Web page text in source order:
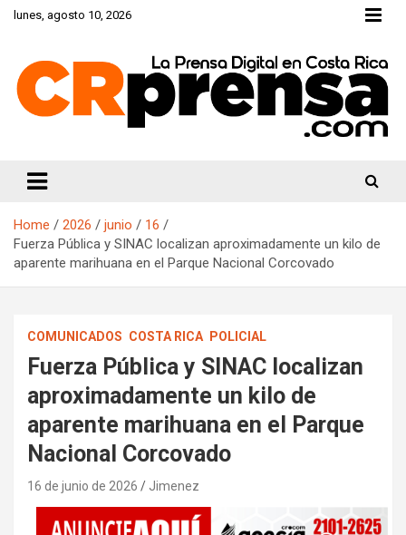
Skiplunes, agosto 10, 2026
Home 2026 junio
16
Fuerza Pública y SINAC localizan aproximadamente un kilo de
aparente marihuana en el Parque Nacional Corcovado
COMUNICADOS COSTA RICA POLICIAL
Fuerza Pública y SINAC localizan
aproximadamente un kilo de
aparente marihuana en el Parque
Nacional Corcovado
16 de junio de 2026 Jimenez